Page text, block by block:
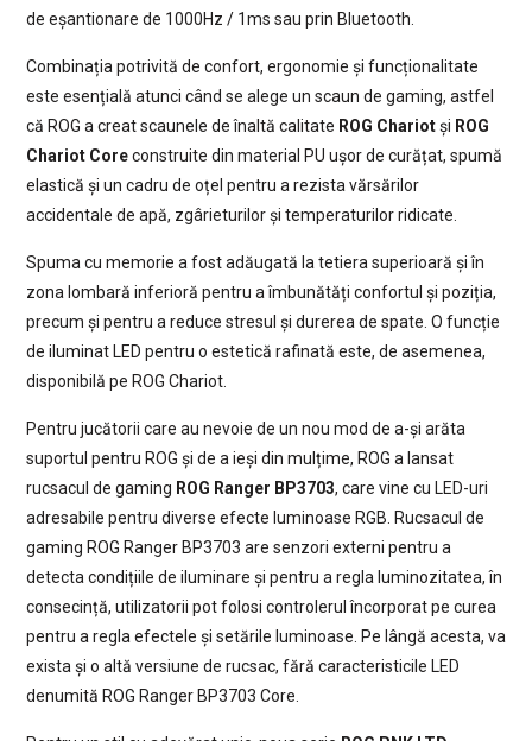
de eșantionare de 1000Hz / 1ms sau prin Bluetooth.
Combinația potrivită de confort, ergonomie și funcționalitate
este esențială atunci când se alege un scaun de gaming, astfel
că ROG a creat scaunele de înaltă calitate ROG Chariotși ROG
Chariot Coreconstruite din material PU ușor de curățat, spumă
elastică și un cadru de oțel pentru a rezista vărsărilor
accidentale de apă, zgârieturilor și temperaturilor ridicate.
Spuma cu memorie a fost adăugată la tetiera superioară și în
zona lombară inferioră pentru a îmbunătăți confortul și poziția,
precum și pentru a reduce stresul și durerea de spate. O funcție
de iluminat LED pentru o estetică rafinată este, de asemenea,
disponibilă pe ROG Chariot.
Pentru jucătorii care au nevoie de un nou mod de a-și arăta
suportul pentru ROG și de a ieși din mulțime, ROG a lansat
rucsacul de gaming ROG Ranger BP3703, care vine cu LED-uri
adresabile pentru diverse efecte luminoase RGB. Rucsacul de
gaming ROG Ranger BP3703 are senzori externi pentru a
detecta condițiile de iluminare și pentru a regla luminozitatea, în
consecință, utilizatorii pot folosi controlerul încorporat pe curea
pentru a regla efectele și setările luminoase. Pe lângă acesta, va
exista și o altă versiune de rucsac, fără caracteristicile LED
denumită ROG Ranger BP3703 Core.